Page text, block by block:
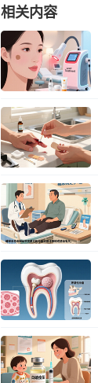
相关内容